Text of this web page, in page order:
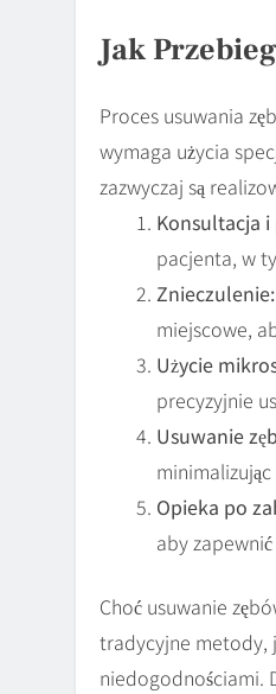
Jak
Proces usuwania
wymaga użycia
zazwyczaj są
Konsultacja
pacjenta, w
Znieczulenie:
miejscowe,
Użycie
precyzyjnie
Usuwanie
Opieka po
aby
Choć usuwanie
tradycyjne metody,
niedogodnościami.